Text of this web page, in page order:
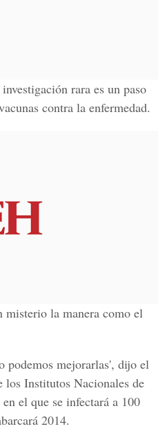
rara es un paso
contra la enfermedad.
misterio la manera como el
podemos mejorarlas', dijo el
Institutos Nacionales de
el que se infectará a 100
2014.